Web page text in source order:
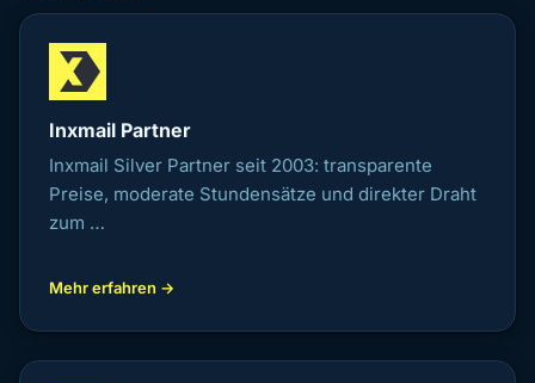
Inxmail Partner
Inxmail Silver Partner seit 2003: transparente
Preise, moderate Stundensätze und direkter Draht
zum …
Mehr erfahren →